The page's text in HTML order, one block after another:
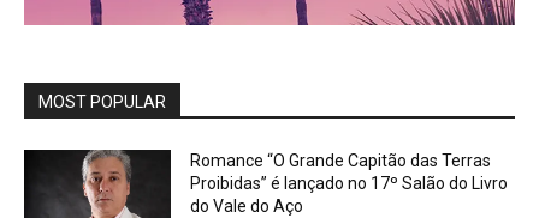
MOST POPULAR
Romance “O Grande Capitão das Terras
Proibidas” é lançado no 17º Salão do Livro
do Vale do Aço